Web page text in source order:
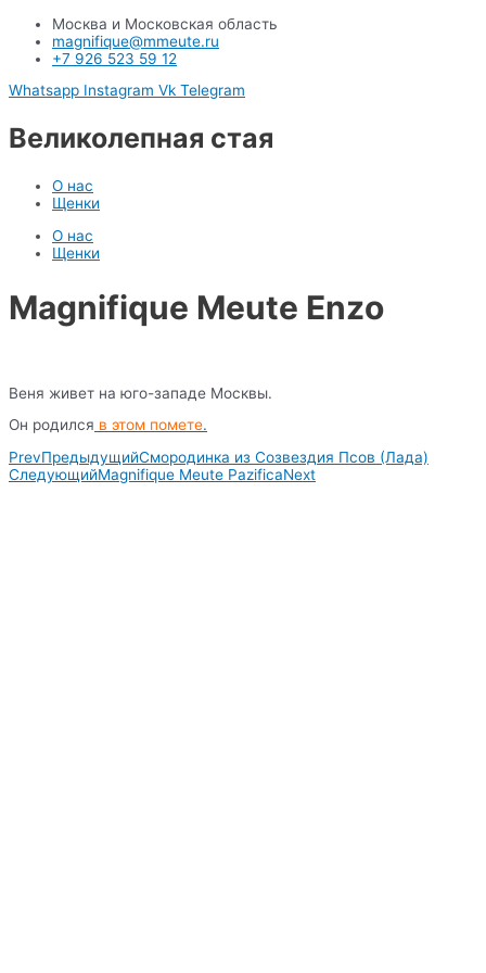
Москва и Московская область
magnifique@mmeute.ru
+7 926 523 59 12
Whatsapp Instagram Vk Telegram
Великолепная стая
О нас
Щенки
О нас
Щенки
Magnifique Meute Enzo
Веня живет на юго-западе Москвы.
Он родился в этом помете.
PrevПредыдущийСмородинка из Созвездия Псов (Лада)
СледующийMagnifique Meute PazificaNext